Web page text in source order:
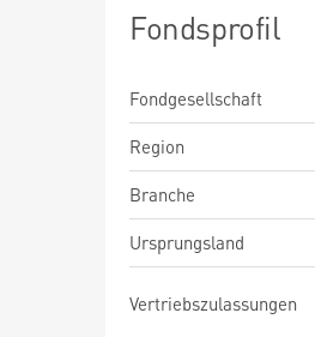
Fondsprofil
Fondgesellschaft
Region
Branche
Ursprungsland
Vertriebszulassungen